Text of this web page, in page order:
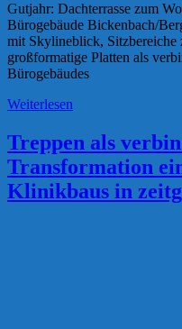
Gutjahr: Dachterrasse zum
Bürogebäude Bickenbach/
mit Skylineblick, Sitzbereiche
großformatige Platten als
Bürogebäudes
Weiterlesen
Treppen als
Transformation
Klinikbaus in